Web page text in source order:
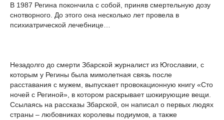
В 1987 Регина покончила с собой, приняв смертельную дозу
снотворного. До этого она несколько лет провела в
психиатрической лечебнице…
Незадолго до смерти Збарской журналист из Югославии, с
которым у Регины была мимолетная связь после
расставания с мужем, выпускает провокационную книгу «Сто
ночей с Региной», в котором раскрывает шокирующие вещи.
Ссылаясь на рассказы Збарской, он написал о первых людях
страны – любовниках королевы подиумов, а также